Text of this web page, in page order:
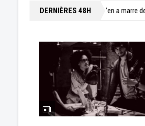
DERNIÈRES 48H
à Miami « y’en a marre de ce